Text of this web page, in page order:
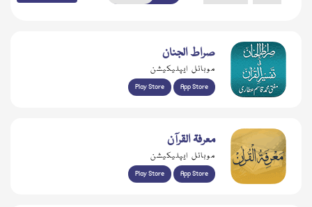
صراط الجنان
موبائل ایپلیکیشن
Play Store App Store
معرفۃ القرآن
موبائل ایپلیکیشن
Play Store App Store